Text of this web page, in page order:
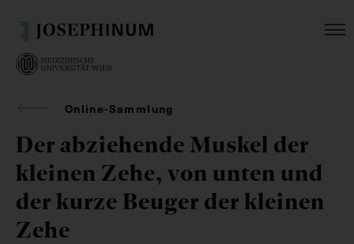
Online-Sammlung
Der abziehende Muskel der
kleinen Zehe, von unten und
der kurze Beuger der kleinen
Zehe